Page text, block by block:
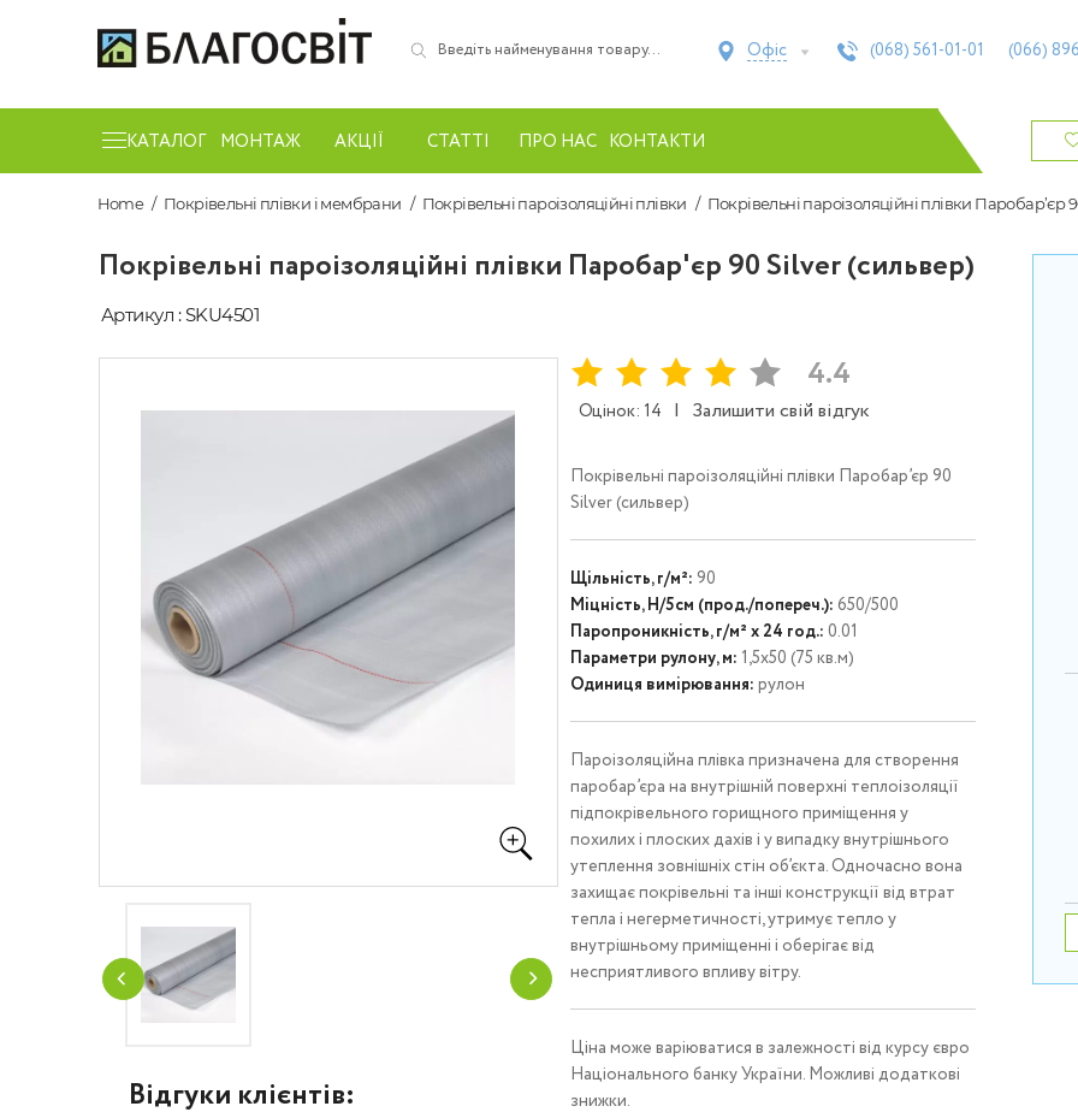
Офіс (068) 561-01-01 (066)
КАТАЛОГ МОНТАЖ АКЦІЇ СТАТТІ ПРО НАС КОНТАКТИ
Home Покрівельні плівки і мембрани Покрівельні пароізоляційні плівки Покрівельні пароізоляційні плівки Паробар’єр
Покрівельні пароізоляційні плівки Паробар'єр 90 Silver (сильвер)
Артикул : SKU4501
Відгуки клієнтів:
4.4
Оцінок: 14 | Залишити свій відгук
Покрівельні пароізоляційні плівки Паробар’єр 90
Silver (сильвер)
Щільність, г/м²: 90
Міцність, Н/5см (прод./попереч.): 650/500
Паропроникність, г/м² х 24 год.: 0.01
Параметри рулону, м: 1,5х50 (75 кв.м)
Одиниця вимірювання: рулон
Пароізоляційна плівка призначена для створення
паробар’єра на внутрішній поверхні теплоізоляції
підпокрівельного горищного приміщення у
похилих і плоских дахів і у випадку внутрішнього
утеплення зовнішніх стін об’єкта. Одночасно вона
захищає покрівельні та інші конструкції від втрат
тепла і негерметичності, утримує тепло у
внутрішньому приміщенні і оберігає від
несприятливого впливу вітру.
Ціна може варіюватися в залежності від курсу євро
Національного банку України. Можливі додаткові
знижки.